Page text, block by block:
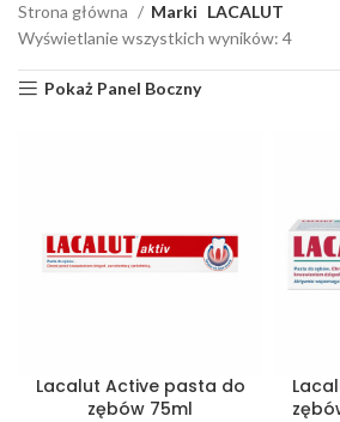
Strona główna
Marki LACALUT
Wyświetlanie wszystkich wyników: 4
Pokaż Panel Boczny
Lacalut Active pasta do
zębów 75ml